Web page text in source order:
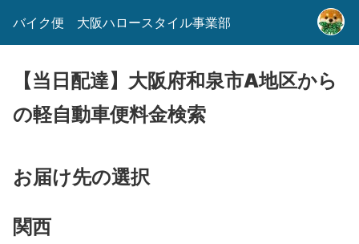
バイク便 大阪ハロースタイル事業部
【当日配達】大阪府和泉市A地区から
の軽自動車便料金検索
お届け先の選択
関西